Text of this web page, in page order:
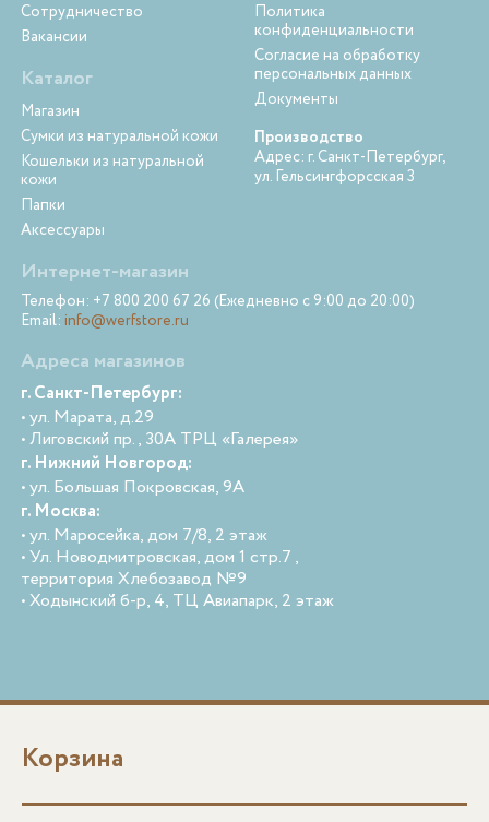
Сотрудничество
Вакансии
Каталог
Магазин
Сумки из натуральной кожи
Кошельки из натуральной
кожи
Папки
Аксессуары
Политика
конфиденциальности
Согласие на обработку
персональных данных
Документы
Производство
Адрес: г. Санкт-Петербург,
ул. Гельсингфорсская 3
Интернет-магазин
Телефон: +7 800 200 67 26 (Ежедневно с 9:00 до 20:00)
Email: info@werfstore.ru
Адреса магазинов
г. Санкт-Петербург:
• ул. Марата, д.29
• Лиговский пр., 30А ТРЦ «Галерея»
г. Нижний Новгород:
• ул. Большая Покровская, 9А
г. Москва:
• ул. Маросейка, дом 7/8, 2 этаж
• Ул. Новодмитровская, дом 1 стр.7 ,
территория Хлебозавод №9
• Ходынский б-р, 4, ТЦ Авиапарк, 2 этаж
Корзина